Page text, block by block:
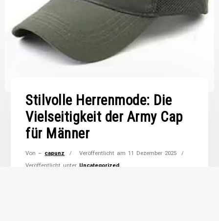
Stilvolle Herrenmode: Die
Vielseitigkeit der Army Cap
für Männer
Von – capunz Veröffentlicht am11 Dezember 2025
Veröffentlicht unter Uncategorized